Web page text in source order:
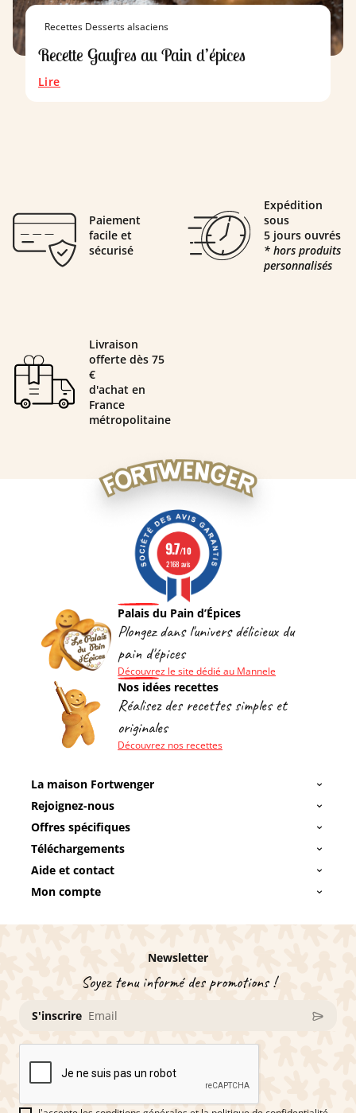
Recettes Desserts alsaciens
Recette Gaufres au Pain d’épices
Lire
Paiement
facile et
sécurisé
Expédition
sous
5 jours ouvrés
* hors produits
personnalisés
Livraison
offerte dès 75
€
d'achat en
France
métropolitaine
Palais du Pain d’Épices
Plongez dans l'univers délicieux du
pain d'épices
Découvrez le site dédié au Mannele
9.7/10
2168 avis
Nos idées recettes
Réalisez des recettes simples et
originales
Découvrez nos recettes
La maison Fortwenger
Rejoignez-nous
Offres spécifiques
Téléchargements
Aide et contact
Mon compte
Newsletter
Soyez tenu informé des promotions !
S'inscrire